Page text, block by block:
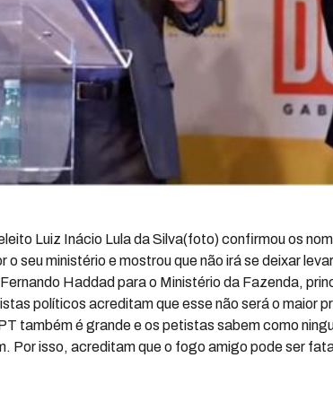
Luiz Inácio Lula da Silva(foto) confirmou os
o seu ministério e mostrou que não irá se deixar
Haddad para o Ministério da Fazenda,
políticos acreditam que esse não será o maior
também é grande e os petistas sabem como
Por isso, acreditam que o fogo amigo pode ser